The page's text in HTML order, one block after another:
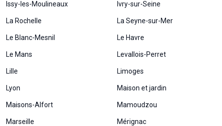
Issy-les-Moulineaux Ivry-sur-Seine
La Rochelle La Seyne-sur-Mer
Le Blanc-Mesnil Le Havre
Le Mans Levallois-Perret
Lille Limoges
Lyon Maison et jardin
Maisons-Alfort Mamoudzou
Marseille Mérignac